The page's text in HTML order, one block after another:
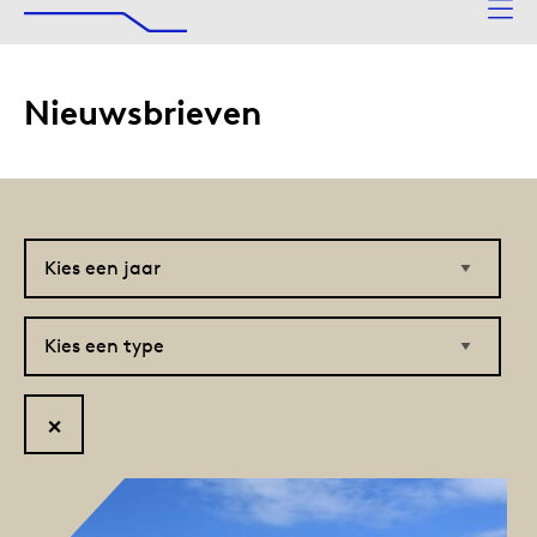
Naar hoofdinhoud
De Afsluitdijk
Nieuwsbrieven
datum
type
Reset
filter